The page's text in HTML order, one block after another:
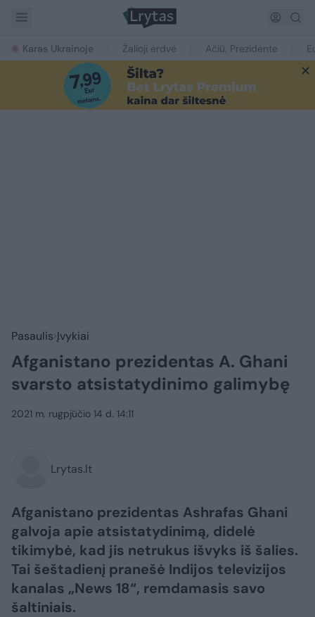
Karas Ukrainoje Žalioji erdvė Ačiū, Prezidente
Pasaulis Įvykiai
Afganistano prezidentas A. Ghani
svarsto atsistatydinimo galimybę
2021 m. rugpjūčio 14 d. 14:11
Lrytas.lt
Afganistano prezidentas Ashrafas Ghani
galvoja apie atsistatydinimą, didelė
tikimybė, kad jis netrukus išvyks iš šalies.
Tai šeštadienį pranešė Indijos televizijos
kanalas „News 18“, remdamasis savo
šaltiniais.